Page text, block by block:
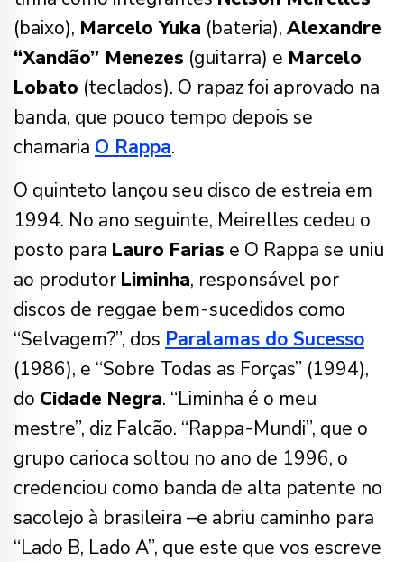
(baixo), Marcelo Yuka (bateria), Alexandre
“Xandão” Menezes (guitarra) e Marcelo
Lobato (teclados). O rapaz foi aprovado na
banda, que pouco tempo depois se
chamaria O Rappa.
O quinteto lançou seu disco de estreia em
1994. No ano seguinte, Meirelles cedeu o
posto para Lauro Farias e O Rappa se uniu
ao produtor Liminha, responsável por
discos de reggae bem-sucedidos como
“Selvagem?”, dos Paralamas do Sucesso
(1986), e “Sobre Todas as Forças” (1994),
do Cidade Negra. “Liminha é o meu
mestre”, diz Falcão. “Rappa-Mundi”, que o
grupo carioca soltou no ano de 1996, o
credenciou como banda de alta patente no
sacolejo à brasileira –e abriu caminho para
“Lado B, Lado A”, que este que vos escreve